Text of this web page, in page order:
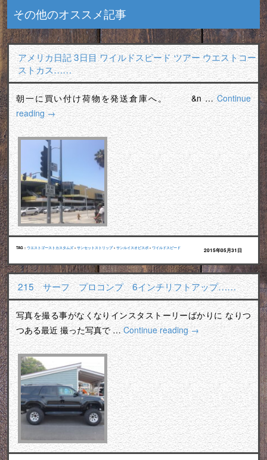
その他のオススメ記事
アメリカ日記 3日目 ワイルドスピード ツアー ウエストコー
ストカス……
朝一に買い付け荷物を発送倉庫へ。 &n …Continue
reading→
TAG : ウエストゴーストカスタムズ• サンセットストリップ• サンルイスオビスポ • ワイルドスピード 2015年05月31日
215 サーフ プロコンプ 6インチリフトアップ……
写真を撮る事がなくなりインスタストーリーばかりに なりつ
つある最近 撮った写真で …Continue reading→